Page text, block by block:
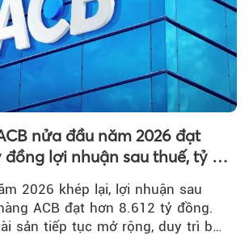
nửa đầu năm 2026 đạt
lợi nhuận sau thuế, tỷ lệ
ngành
2026 khép lại, lợi nhuận sau
ACB đạt hơn 8.612 tỷ đồng.
sản tiếp tục mở rộng, duy trì bộ